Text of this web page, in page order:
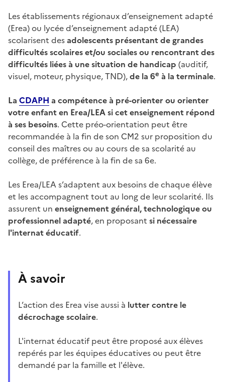
Les établissements régionaux d’enseignement adapté
(Erea) ou lycée d’enseignement adapté (LEA)
scolarisent desadolescents présentant de grandes
difficultés scolaires et/ou sociales ou rencontrant des
difficultés liées à une situation de handicap (auditif,
visuel, moteur, physique, TND),de la 6e à la terminale.
La CDAPH a compétence à pré-orienter ou orienter
votre enfant en Erea/LEA si cet enseignement répond
à ses besoins. Cette préo-orientation peut être
recommandée à la fin de son CM2 sur proposition du
conseil des maîtres ou au cours de sa scolarité au
collège, de préférence à la fin de sa 6e.
Les Erea/LEA s’adaptent aux besoins de chaque élève
et les accompagnent tout au long de leur scolarité. Ils
assurent un enseignement général, technologique ou
professionnel adapté, en proposant si nécessaire
l'internat éducatif.
À savoir
L’action des Erea vise aussi à lutter contre le
décrochage scolaire.
L'internat éducatif peut être proposé aux élèves
repérés par les équipes éducatives ou peut être
demandé par la famille et l'élève.